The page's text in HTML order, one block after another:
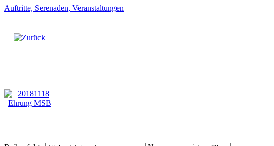
Auftritte, Serenaden, Veranstaltungen